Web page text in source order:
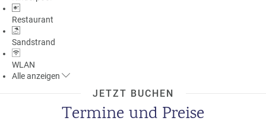
Restaurant
Sandstrand
WLAN
Alleanzeigen
JETZT BUCHEN
Termine und Preise